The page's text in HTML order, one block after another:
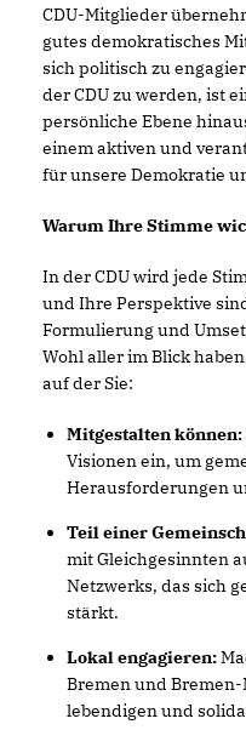
CDU-Mitglieder
gutes demokratisches
sich politisch zu
der CDU zu werden, ist
persönliche Ebene
einem aktiven und
für unsere Demokratie
Warum Ihre Stimme
In der CDU wird jede
und Ihre Perspektive
Formulierung und
Wohl aller im Blick
auf der Sie:
Mitgestalten können:
Visionen ein, um
Herausforderungen
Teil einer
mit Gleichgesinnten
Netzwerks, das sich
stärkt.
Lokal engagieren:
Bremen und
lebendigen und